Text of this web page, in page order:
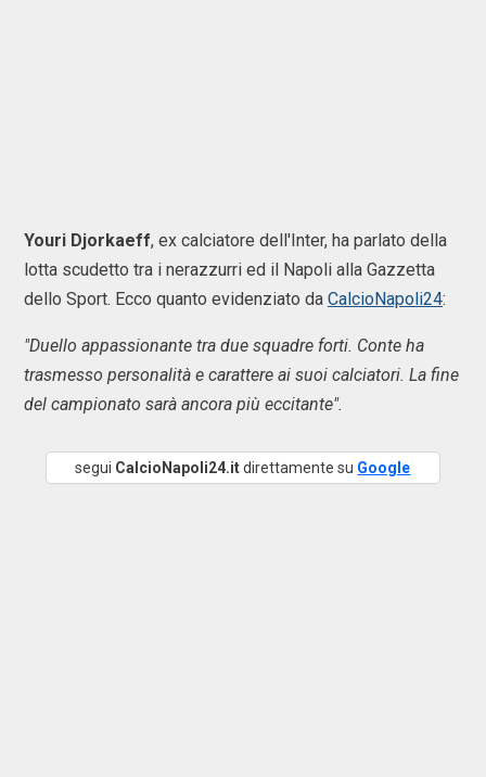
Youri Djorkaeff, ex calciatore dell'Inter, ha parlato della
lotta scudetto tra i nerazzurri ed il Napoli alla Gazzetta
dello Sport. Ecco quanto evidenziato da CalcioNapoli24:
"Duello appassionante tra due squadre forti. Conte ha
trasmesso personalità e carattere ai suoi calciatori. La fine
del campionato sarà ancora più eccitante".
segui CalcioNapoli24.itdirettamente su Google